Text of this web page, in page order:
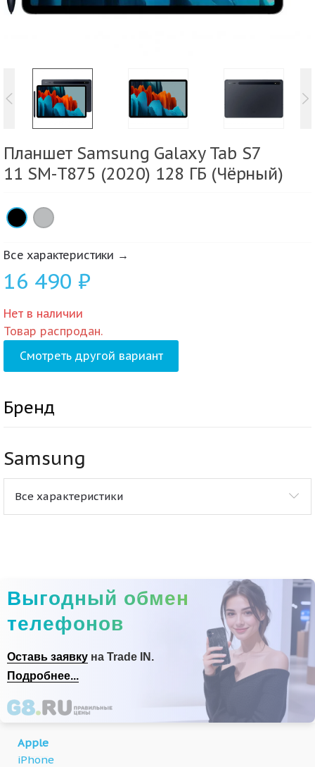
Планшет Samsung Galaxy Tab S7
11 SM-T875 (2020) 128 ГБ (Чёрный)
× ×
Все характеристики →
16 490 ₽
Нет в наличии
Товар распродан.
Смотреть другой вариант
Бренд
Samsung
Все характеристики
Выгодный обмен
телефонов
Оставь заявку на Trade IN.
Подробнее...
Apple
iPhone